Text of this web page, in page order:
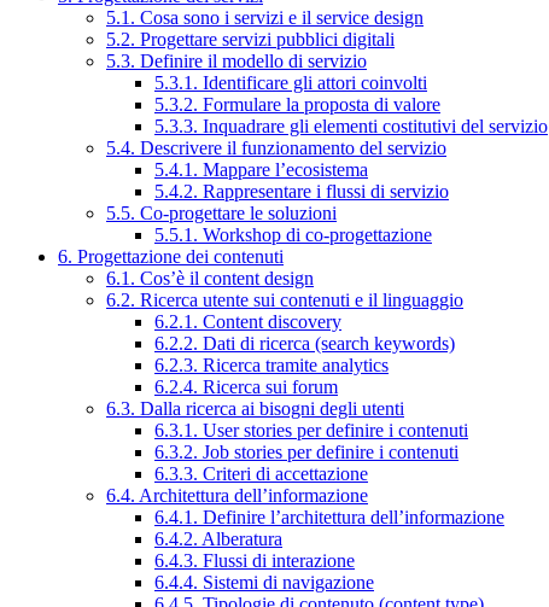
5.1. Cosa sono i servizi e il service design
5.2. Progettare servizi pubblici digitali
5.3. Definire il modello di servizio
5.3.1. Identificare gli attori coinvolti
5.3.2. Formulare la proposta di valore
5.3.3. Inquadrare gli elementi costitutivi del servizio
5.4. Descrivere il funzionamento del servizio
5.4.1. Mappare l’ecosistema
5.4.2. Rappresentare i flussi di servizio
5.5. Co-progettare le soluzioni
5.5.1. Workshop di co-progettazione
6. Progettazione dei contenuti
6.1. Cos’è il content design
6.2. Ricerca utente sui contenuti e il linguaggio
6.2.1. Content discovery
6.2.2. Dati di ricerca (search keywords)
6.2.3. Ricerca tramite analytics
6.2.4. Ricerca sui forum
6.3. Dalla ricerca ai bisogni degli utenti
6.3.1. User stories per definire i contenuti
6.3.2. Job stories per definire i contenuti
6.3.3. Criteri di accettazione
6.4. Architettura dell’informazione
6.4.1. Definire l’architettura dell’informazione
6.4.2. Alberatura
6.4.3. Flussi di interazione
6.4.4. Sistemi di navigazione